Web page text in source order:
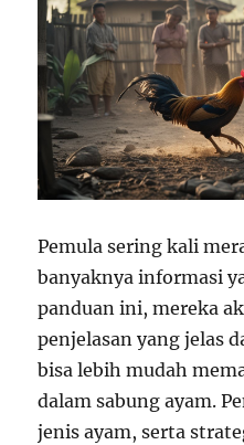
Pemula sering kali
banyaknya informasi
panduan ini, mereka
penjelasan yang jelas
bisa lebih mudah
dalam sabung ayam.
jenis ayam, serta